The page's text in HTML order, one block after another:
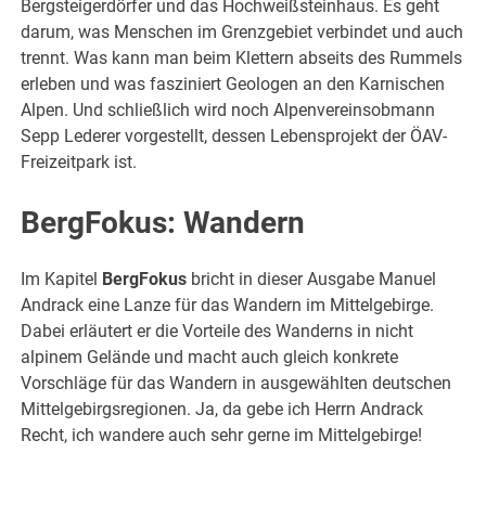
Bergsteigerdörfer und das Hochweißsteinhaus. Es geht
darum, was Menschen im Grenzgebiet verbindet und auch
trennt. Was kann man beim Klettern abseits des Rummels
erleben und was fasziniert Geologen an den Karnischen
Alpen. Und schließlich wird noch Alpenvereinsobmann
Sepp Lederer vorgestellt, dessen Lebensprojekt der ÖAV-
Freizeitpark ist.
BergFokus: Wandern
Im Kapitel BergFokus bricht in dieser Ausgabe Manuel
Andrack eine Lanze für das Wandern im Mittelgebirge.
Dabei erläutert er die Vorteile des Wanderns in nicht
alpinem Gelände und macht auch gleich konkrete
Vorschläge für das Wandern in ausgewählten deutschen
Mittelgebirgsregionen. Ja, da gebe ich Herrn Andrack
Recht, ich wandere auch sehr gerne im Mittelgebirge!